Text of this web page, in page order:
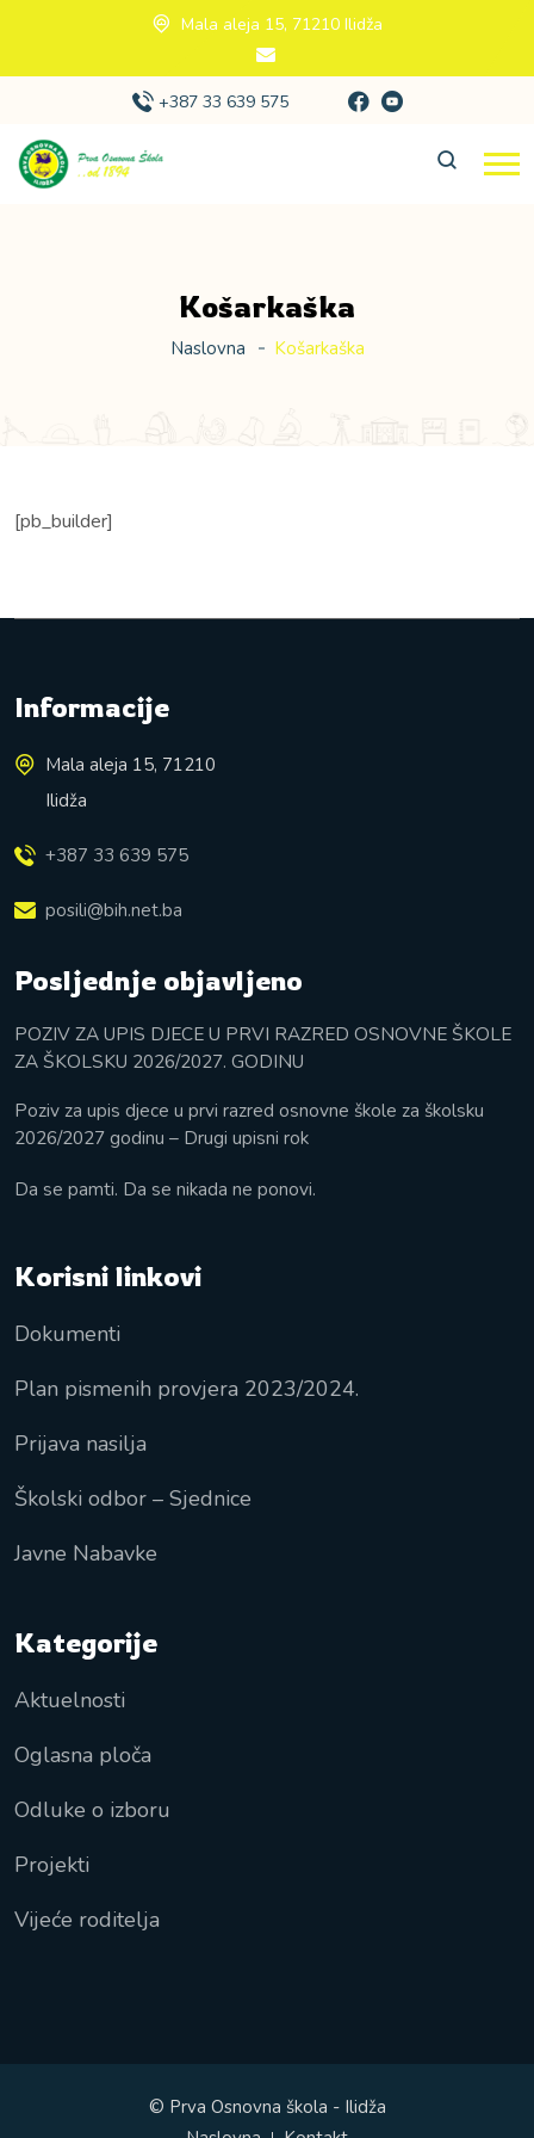
Mala aleja 15, 71210 Ilidža
+387 33 639 575
Košarkaška
Naslovna Košarkaška
[pb_builder]
Informacije
Mala aleja 15, 71210
Ilidža
+387 33 639 575
posili@bih.net.ba
Posljednje objavljeno
POZIV ZA UPIS DJECE U PRVI RAZRED OSNOVNE ŠKOLE
ZA ŠKOLSKU 2026/2027. GODINU
Poziv za upis djece u prvi razred osnovne škole za školsku
2026/2027 godinu – Drugi upisni rok
Da se pamti. Da se nikada ne ponovi.
Korisni linkovi
Dokumenti
Plan pismenih provjera 2023/2024.
Prijava nasilja
Školski odbor – Sjednice
Javne Nabavke
Kategorije
Aktuelnosti
Oglasna ploča
Odluke o izboru
Projekti
Vijeće roditelja
© Prva Osnovna škola - Ilidža